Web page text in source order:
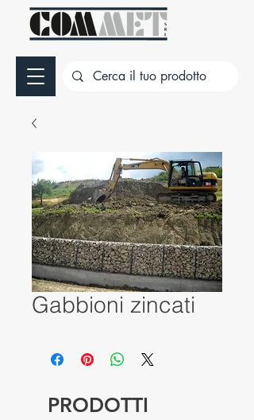
Gabbioni zincati
PRODOTTI